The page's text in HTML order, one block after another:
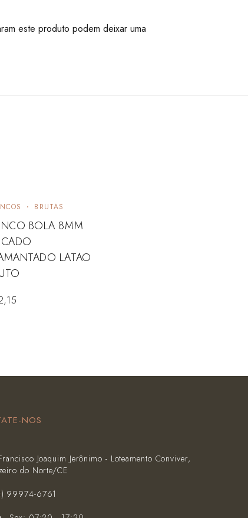
este produto podem deixar uma
BRUTAS
BOLA 8MM
LATAO
NOS
Joaquim Jerônimo - Loteamento Conviver,
do Norte/CE
99974-6761‬